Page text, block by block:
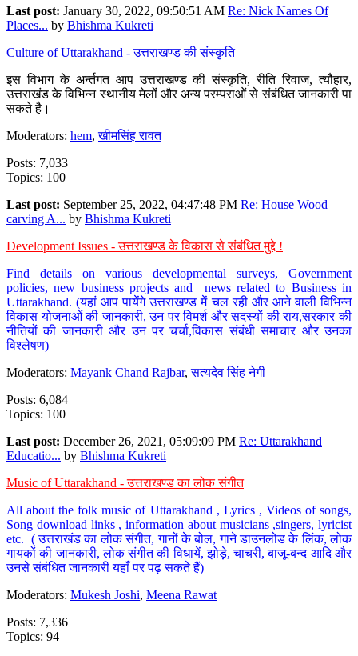
Last post: January 30, 2022, 09:50:51 AM Re: Nick Names Of
Places... by Bhishma Kukreti
Culture of Uttarakhand - उत्तराखण्ड की संस्कृति
इस विभाग के अर्न्तगत आप उत्तराखण्ड की संस्कृति, रीति रिवाज, त्यौहार,
उत्तराखंड के विभिन्न स्थानीय मेलों और अन्य परम्पराओं से संबंधित जानकारी पा
सकते है।
Moderators: hem,खीमसिंह रावत
Posts: 7,033
Topics: 100
Last post: September 25, 2022, 04:47:48 PM Re: House Wood
carving A... by Bhishma Kukreti
Development Issues - उत्तराखण्ड के विकास से संबंधित मुद्दे !
Find details on various developmental surveys, Government
policies, new business projects and news related to Business in
Uttarakhand. (यहां आप पायेंगे उत्तराखण्ड में चल रही और आने वाली विभिन्न
विकास योजनाओं की जानकारी, उन पर विमर्श और सदस्यों की राय,सरकार की
नीतियों की जानकारी और उन पर चर्चा,विकास संबंधी समाचार और उनका
विश्लेषण)
Moderators: Mayank Chand Rajbar,सत्यदेव सिंह नेगी
Posts: 6,084
Topics: 100
Last post: December 26, 2021, 05:09:09 PM Re: Uttarakhand
Educatio... by Bhishma Kukreti
Music of Uttarakhand - उत्तराखण्ड का लोक संगीत
All about the folk music of Uttarakhand , Lyrics , Videos of songs,
Song download links , information about musicians ,singers, lyricist
etc. ( उत्तराखंड का लोक संगीत, गानों के बोल, गाने डाउनलोड के लिंक, लोक
गायकों की जानकारी, लोक संगीत की विधायें, झोड़े, चाचरी, बाजू-बन्द आदि और
उनसे संबंधित जानकारी यहाँ पर पढ़ सकते हैं)
Moderators: Mukesh Joshi, Meena Rawat
Posts: 7,336
Topics: 94